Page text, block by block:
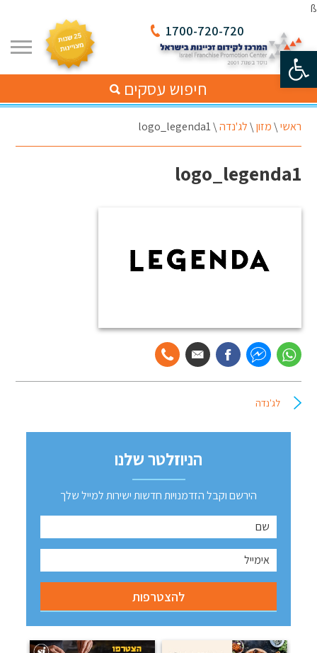
פתח סרגל נגישות
ß
1700-720-720
חיפוש עסקים
ראשי\מזון\לג'נדה\
logo_legenda1
logo_legenda1
לג'נדה
הניוזלטר שלנו
הירשם וקבל הזדמנויות חדשות ישירות למייל שלך